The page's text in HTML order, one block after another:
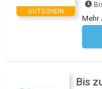
GUTSCHEIN
Mehr
Bis